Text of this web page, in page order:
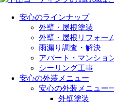
安心のラインナップ
外壁・屋根塗装
外壁・屋根リフォー
雨漏り調査・解決
アパート・マンショ
シーリング工事
安心の外装メニュー
安心の外装メニュー
外壁塗装